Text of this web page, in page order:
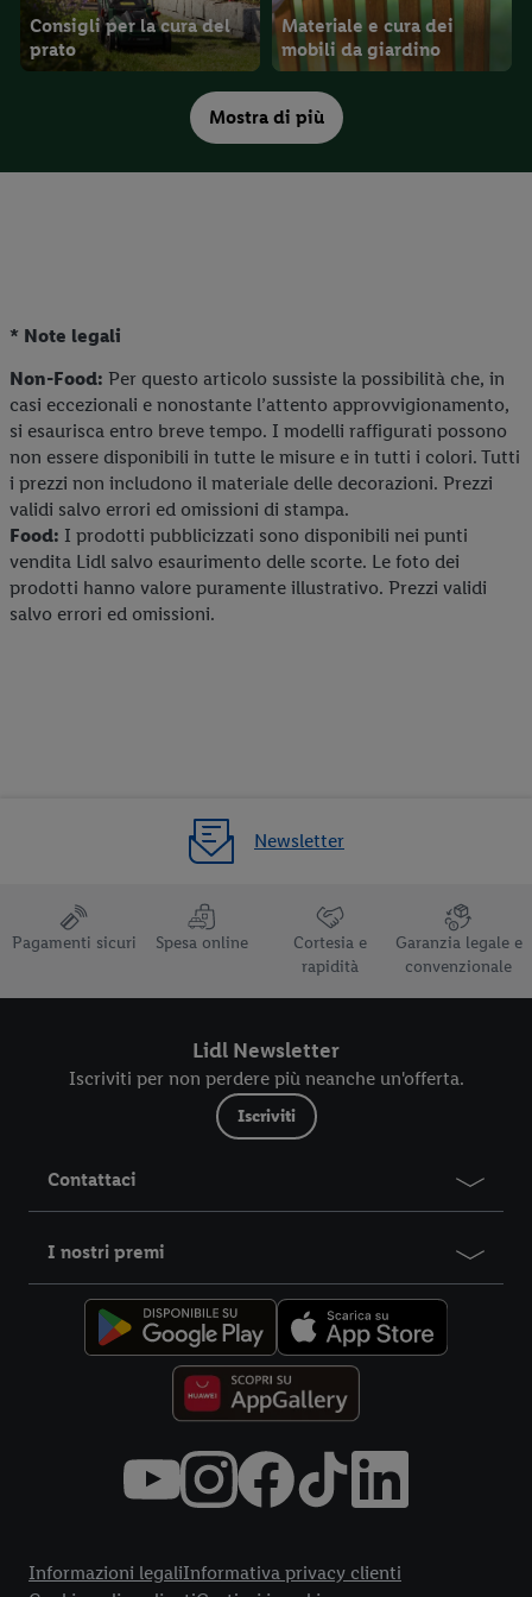
Consigli per la cura del
prato
Materiale e cura dei
mobili da giardino
Mostra di più
* Note legali
Non-Food: Per questo articolo sussiste la possibilità che, in
casi eccezionali e nonostante l’attento approvvigionamento,
si esaurisca entro breve tempo. I modelli raffigurati possono
non essere disponibili in tutte le misure e in tutti i colori. Tutti
i prezzi non includono il materiale delle decorazioni. Prezzi
validi salvo errori ed omissioni di stampa.
Food: I prodotti pubblicizzati sono disponibili nei punti
vendita Lidl salvo esaurimento delle scorte. Le foto dei
prodotti hanno valore puramente illustrativo. Prezzi validi
salvo errori ed omissioni.
Newsletter
Pagamenti sicuri Spesa online
Cortesia e
rapidità
Garanzia legale e
convenzionale
Lidl Newsletter
Iscriviti per non perdere più neanche un'offerta.
Iscriviti
Contattaci
I nostri premi
Informazioni legaliInformativa privacy clienti
nostre informazioni legali sono consultabili qui.